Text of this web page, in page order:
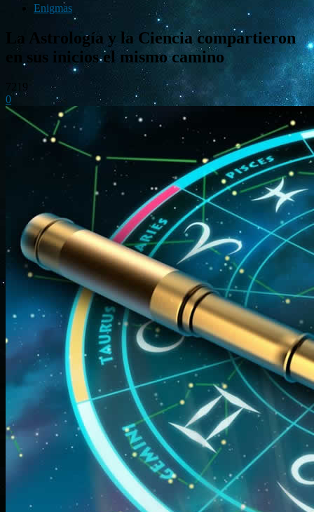
Enigmas
La Astrología y la Ciencia compartieron
en sus inicios el mismo camino
7219
0